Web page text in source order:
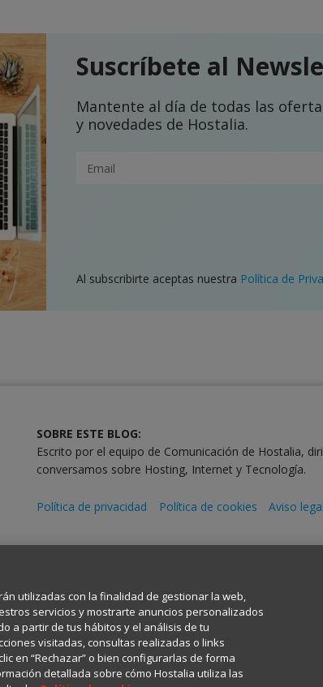
Suscríbete al
Mantente al día de todas las
y novedades de Hostalia.
Al subscribirte aceptas nuestra Política de
SOBRE ESTE BLOG:
Escrito por el equipo de Comunicación de Hostalia,
conversamos sobre Hosting, Internet y Tecnología.
Política de privacidad Política de cookies Aviso legal
Todos los Derechos Reservados
utilizadas con la finalidad de gestionar la web,
servicios y mostrarte anuncios personalizados
a partir de tus hábitos y el análisis de tu
visitadas, consultas realizadas o links
en “Rechazar” o bien configurarlas de forma
detallada sobre cómo Hostalia utiliza las